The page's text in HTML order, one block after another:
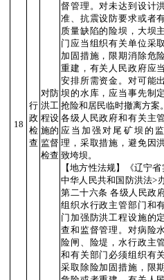
18
行
政
检
查
对防
洪工
程设
施的
监督
检查
督管理。对未达到设计
准、抗震设防要求或者
质量缺陷的险坝，大坝
门应当组织有关单位采
加固措施，限期消除危
重建，有关人民政府应
安排所需资金。对可能
坝的水库，应当事先制
抢险和居民临时撤离方案
各级人民政府和有关主
应当加强对尾矿坝的
理，采取措施，避免因
致垮坝。
【地方性法规】《辽宁
中华人民共和国防洪法>
第二十六条 各级人民政
组织水行政主管部门和
门加强防洪工程设施的
查和监督管理。对病险
险闸、险堤，水行政主
和有关部门必须组织有
采取除险加固措施，限